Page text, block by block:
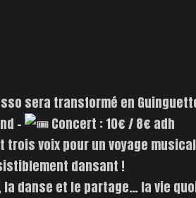
sera transformé en
–
Concert : 10€ / 8€ adh
voix pour un voyage
dansant !
la danse et le partage… la vie